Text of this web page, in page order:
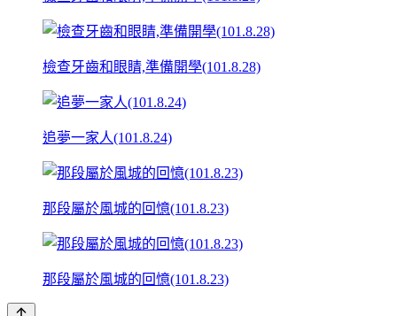
檢查牙齒和眼睛,準備開學(101.8.28)
追夢一家人(101.8.24)
那段屬於風城的回憶(101.8.23)
那段屬於風城的回憶(101.8.23)